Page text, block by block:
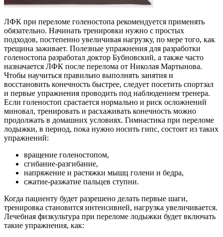
ЛФК при переломе голеностопа рекомендуется применять
обязательно. Начинать тренировки нужно с простых
подходов, постепенно увеличивая нагрузку, по мере того, как
трещина заживает. Полезные упражнения для разработки
голеностопа разработал доктор Бубновский, а также часто
назначается ЛФК после перелома от Николая Мартынова.
Чтобы научиться правильно выполнять занятия и
восстановить конечность быстрее, следует посетить спортзал
и первые упражнения проводить под наблюдением тренера.
Если голеностоп срастается нормально и риск осложнений
миновал, тренировать и расхаживать конечность можно
продолжать в домашних условиях. Гимнастика при переломе
лодыжки, в период, пока нужно носить гипс, состоит из таких
упражнений:
вращение голеностопом,
сгибание-разгибание,
напряжение и растяжки мышц голени и бедра,
сжатие-разжатие пальцев ступни.
Когда пациенту будет разрешено делать первые шаги,
тренировка становится интенсивней, нагрузка увеличивается.
Лечебная физкультура при переломе лодыжки будет включать
такие упражнения, как: